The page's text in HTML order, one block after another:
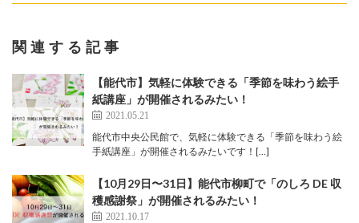
関連する記事
【能代市】気軽に体験できる「季節を味わう絵手
紙講座」が開催されるみたい！
2021.05.21
能代市中央公民館で、気軽に体験できる「季節を味わう絵
手紙講座」が開催されるみたいです！[…]
【10月29日〜31日】能代市柳町で「のしろ DE 収
穫感謝祭」が開催されるみたい！
2021.10.17